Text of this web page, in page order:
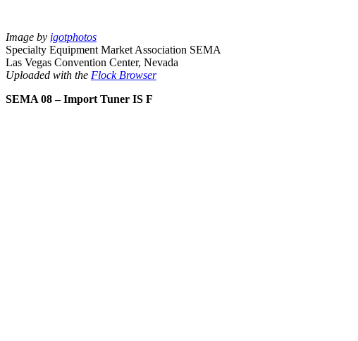
Image by igotphotos
Specialty Equipment Market Association SEMA
Las Vegas Convention Center, Nevada
Uploaded with the Flock Browser
SEMA 08 – Import Tuner IS F